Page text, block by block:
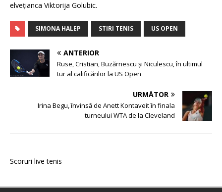
elveţianca Viktorija Golubic.
SIMONA HALEP STIRI TENIS US OPEN
ANTERIOR
Ruse, Cristian, Buzărnescu şi Niculescu, în ultimul
tur al calificărilor la US Open
URMĂTOR
Irina Begu, învinsă de Anett Kontaveit în finala
turneului WTA de la Cleveland
Scoruri live tenis